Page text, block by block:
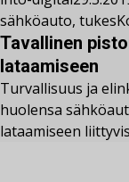
sähköauto, tukes
Tavallinen
lataamiseen
Turvallisuus ja
huolensa
lataamiseen